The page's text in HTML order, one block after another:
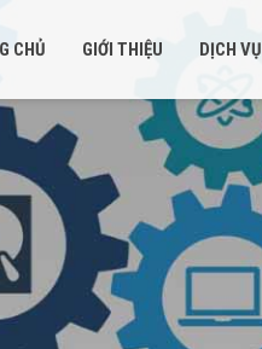
CHỦ GIỚI THIỆU DỊCH VỤ